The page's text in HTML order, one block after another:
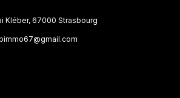
Kléber, 67000 Strasbourg